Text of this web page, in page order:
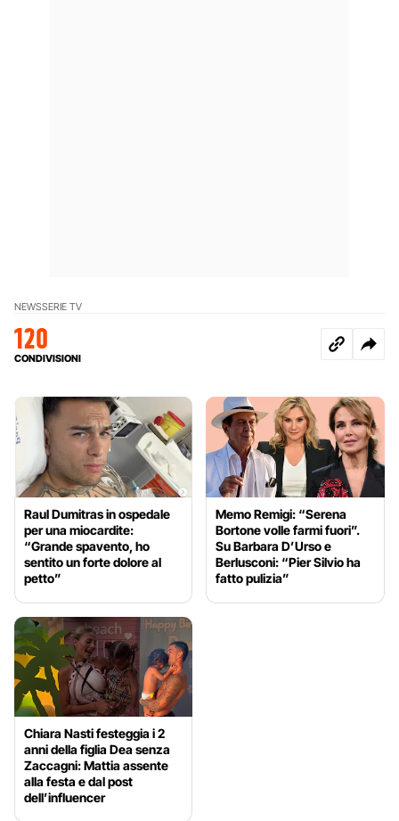
NEWSSERIE TV
120
CONDIVISIONI
Raul Dumitras in ospedale
per una miocardite:
“Grande spavento, ho
sentito un forte dolore al
petto”
Memo Remigi: “Serena
Bortone volle farmi fuori”.
Su Barbara D’Urso e
Berlusconi: “Pier Silvio ha
fatto pulizia”
Chiara Nasti festeggia i 2
anni della figlia Dea senza
Zaccagni: Mattia assente
alla festa e dal post
dell’influencer